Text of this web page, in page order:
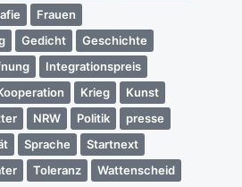
Frauen
Gedicht
Geschichte
Integrationspreis
Krieg
Kunst
NRW Politik
presse
Sprache
Startnext
Toleranz
Wattenscheid